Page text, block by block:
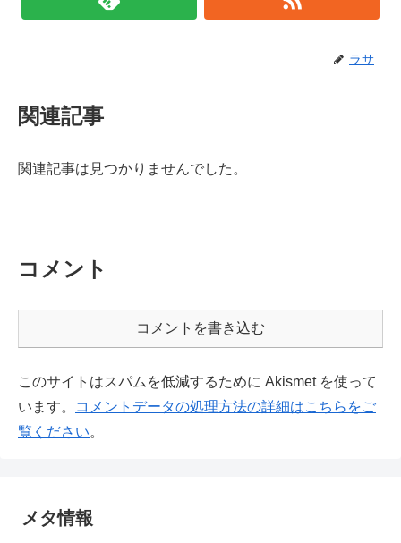
ラサ
関連記事
関連記事は見つかりませんでした。
コメント
コメントを書き込む
このサイトはスパムを低減するために Akismet を使って
います。
コメントデータの処理方法の詳細はこちらをご
覧ください。
メタ情報